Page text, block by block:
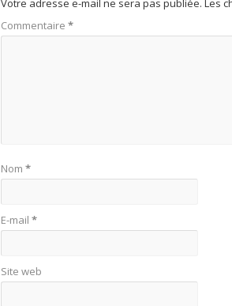
Votre adresse e-mail ne sera pas publiée. Les
Commentaire *
Nom *
E-mail *
Site web